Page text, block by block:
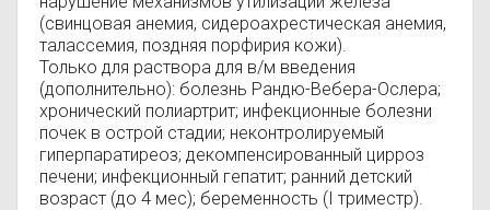
(свинцовая анемия, сидероахрестическая анемия,
талассемия, поздняя порфирия кожи).
Только для раствора для в/м введения
(дополнительно): болезнь Рандю-Вебера-Ослера;
хронический полиартрит; инфекционные болезни
почек в острой стадии; неконтролируемый
гиперпаратиреоз; декомпенсированный цирроз
печени; инфекционный гепатит; ранний детский
возраст (до 4 мес); беременность (I триместр).